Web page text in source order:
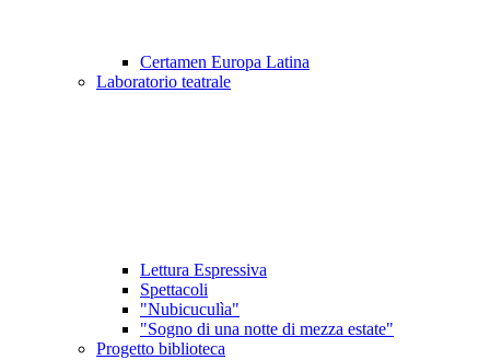
Certamen Europa Latina
Laboratorio teatrale
Lettura Espressiva
Spettacoli
"Nubicuculìa"
"Sogno di una notte di mezza estate"
Progetto biblioteca